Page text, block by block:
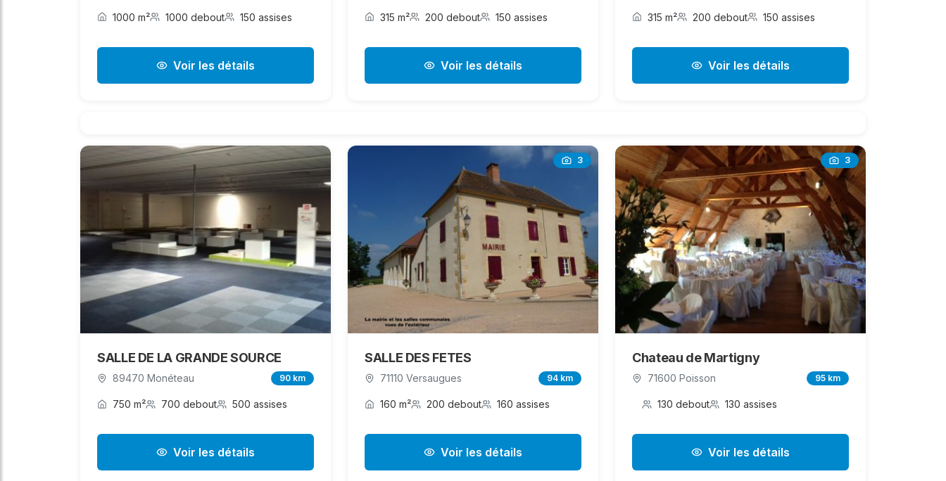
1000 m² 1000 debout 150 assises
Voir les détails
315 m² 200 debout 150 assises
Voir les détails
315 m² 200 debout 150 assises
Voir les détails
SALLE DE LA GRANDE SOURCE
89470 Monéteau 90 km
750 m² 700 debout 500 assises
Voir les détails
3
SALLE DES FETES
71110 Versaugues 94 km
160 m² 200 debout 160 assises
Voir les détails
3
Chateau de Martigny
71600 Poisson 95 km
130 debout 130 assises
Voir les détails